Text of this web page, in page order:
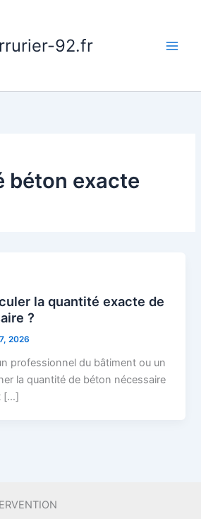
92.fr
béton exacte
la quantité exacte de
?
2026
professionnel du bâtiment ou un
la quantité de béton nécessaire
[…]